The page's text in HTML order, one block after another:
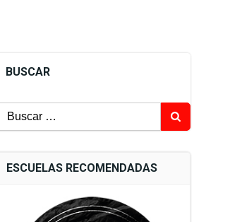
BUSCAR
Buscar:
ESCUELAS RECOMENDADAS